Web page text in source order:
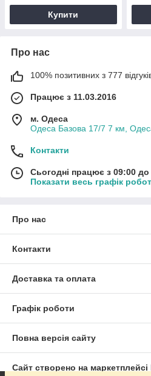
Купити
Про нас
100% позитивних з 777
Працює з 11.03.2016
м. Одеса
Одеса Базова 17/7 7 км,
Контакти
Сьогодні працює з 09:00 до
Показати весь графік
Про нас
Контакти
Доставка та оплата
Графік роботи
Повна версія сайту
Сайт створено на маркетплейсі